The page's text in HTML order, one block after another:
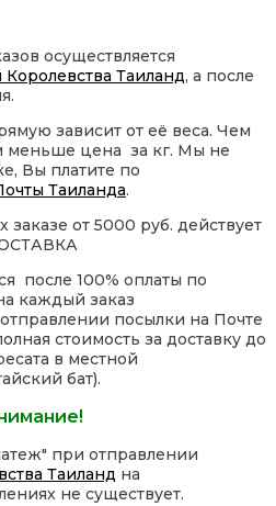
осуществляется
Королевства Таиланд, а после
зависит от её веса. Чем
меньше цена за кг. Мы не
Вы платите по
Таиланда.
от 5000 руб. действует
после 100% оплаты по
каждый заказ
посылки на Почте
стоимость за доставку до
в местной
бат).
при отправлении
Таиланд на
не существует.